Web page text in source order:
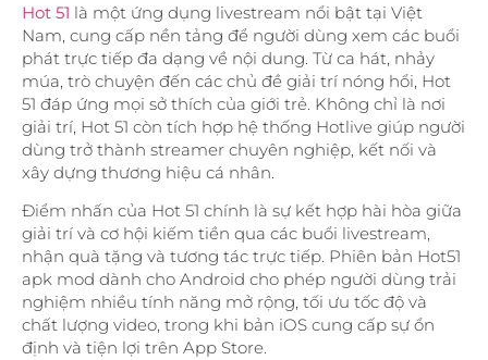
Hot 51 là một ứng dụng livestream nổi bật tại Việt
Nam, cung cấp nền tảng để người dùng xem các buổi
phát trực tiếp đa dạng về nội dung. Từ ca hát, nhảy
múa, trò chuyện đến các chủ đề giải trí nóng hổi, Hot
51 đáp ứng mọi sở thích của giới trẻ. Không chỉ là nơi
giải trí, Hot 51 còn tích hợp hệ thống Hotlive giúp người
dùng trở thành streamer chuyên nghiệp, kết nối và
xây dựng thương hiệu cá nhân.
Điểm nhấn của Hot 51 chính là sự kết hợp hài hòa giữa
giải trí và cơ hội kiếm tiền qua các buổi livestream,
nhận quà tặng và tương tác trực tiếp. Phiên bản Hot51
apk mod dành cho Android cho phép người dùng trải
nghiệm nhiều tính năng mở rộng, tối ưu tốc độ và
chất lượng video, trong khi bản iOS cung cấp sự ổn
định và tiện lợi trên App Store.